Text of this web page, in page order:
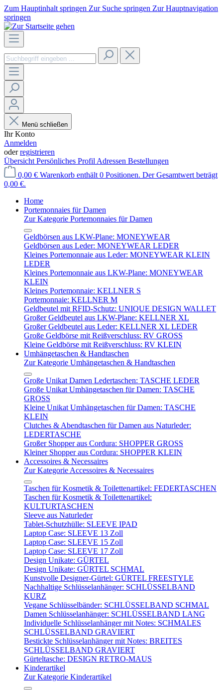
Zum Hauptinhalt springen Zur Suche springen Zur Hauptnavigation
springen
Menü schließen
Ihr Konto
Anmelden
oderregistrieren
Übersicht Persönliches Profil Adressen Bestellungen
0,00 € Warenkorb enthält 0 Positionen. Der Gesamtwert beträgt
0,00 €.
Home
Portemonnaies für Damen
Zur Kategorie Portemonnaies für Damen
Geldbörsen aus LKW-Plane: MONEYWEAR
Geldbörsen aus Leder: MONEYWEAR LEDER
Kleines Portemonnaie aus Leder: MONEYWEAR KLEIN
LEDER
Kleines Portemonnaie aus LKW-Plane: MONEYWEAR
KLEIN
Kleines Portemonnaie: KELLNER S
Portemonnaie: KELLNER M
Geldbeutel mit RFID-Schutz: UNIQUE DESIGN WALLET
Großer Geldbeutel aus LKW-Plane: KELLNER XL
Großer Geldbeutel aus Leder: KELLNER XL LEDER
Große Geldbörse mit Reißverschluss: RV GROSS
Kleine Geldbörse mit Reißverschluss: RV KLEIN
Umhängetaschen & Handtaschen
Zur Kategorie Umhängetaschen & Handtaschen
Große Unikat Damen Ledertaschen: TASCHE LEDER
Große Unikat Umhängetaschen für Damen: TASCHE
GROSS
Kleine Unikat Umhängetaschen für Damen: TASCHE
KLEIN
Clutches & Abendtaschen für Damen aus Naturleder:
LEDERTASCHE
Großer Shopper aus Cordura: SHOPPER GROSS
Kleiner Shopper aus Cordura: SHOPPER KLEIN
Accessoires & Necessaires
Zur Kategorie Accessoires & Necessaires
Taschen für Kosmetik & Toilettenartikel: FEDERTASCHEN
Taschen für Kosmetik & Toilettenartikel:
KULTURTASCHEN
Sleeve aus Naturleder
Tablet-Schutzhülle: SLEEVE IPAD
Laptop Case: SLEEVE 13 Zoll
Laptop Case: SLEEVE 15 Zoll
Laptop Case: SLEEVE 17 Zoll
Design Unikate: GÜRTEL
Design Unikate: GÜRTEL SCHMAL
Kunstvolle Designer-Gürtel: GÜRTEL FREESTYLE
Nachhaltige Schlüsselanhänger: SCHLÜSSELBAND
KURZ
Vegane Schlüsselbänder: SCHLÜSSELBAND SCHMAL
Damen Schlüsselanhänger: SCHLÜSSELBAND LANG
Individuelle Schlüsselanhänger mit Notes: SCHMALES
SCHLÜSSELBAND GRAVIERT
Bestickte Schlüsselanhänger mit Notes: BREITES
SCHLÜSSELBAND GRAVIERT
Gürteltasche: DESIGN RETRO-MAUS
Kinderartikel
Zur Kategorie Kinderartikel